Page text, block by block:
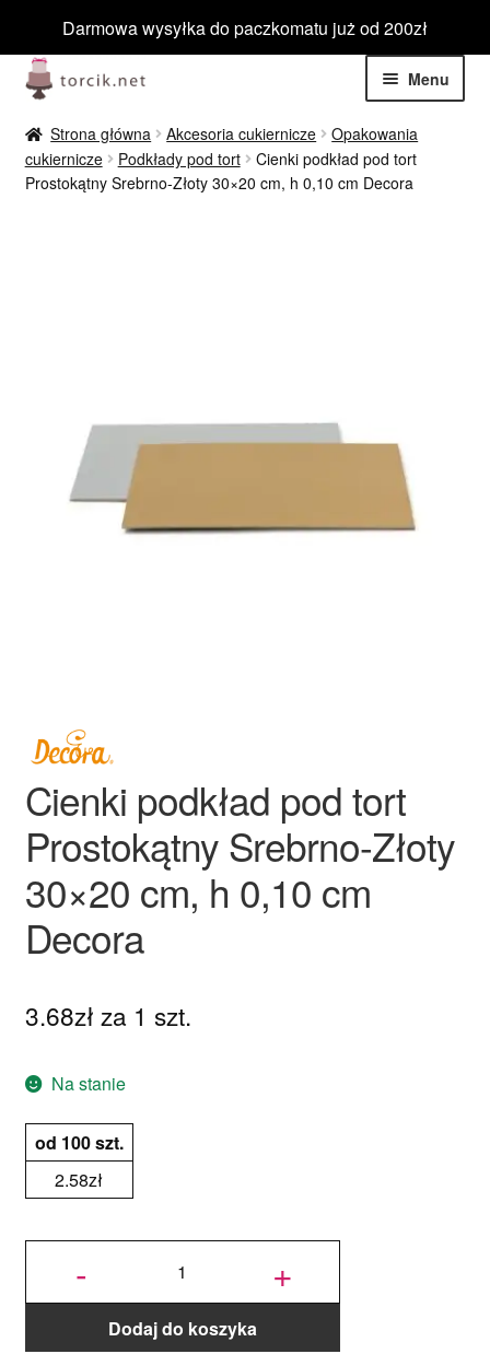
Darmowa wysyłka do paczkomatu już od 200zł
Przejdź
do
nawigacji
Przejdź
do
treści
Menu
Jadalne
Niejadalne
Wyprzedaż
Nowości
Ozdoby na tort weselny
Strona główna Akcesoria cukiernicze
Opakowania
cukiernicze
Podkłady pod tort
Cienki podkład pod tort
Prostokątny Srebrno-Złoty 30×20 cm, h 0,10 cm Decora
Cienki podkład pod tort
Prostokątny Srebrno-Złoty
30×20 cm, h 0,10 cm
Decora
3.68zł za 1 szt.
Na stanie
od 100 szt.
2.58zł
-
ilość Cienki
Prostokątny
Srebrno-
Złoty 30x20
cm, h 0,10
cm Decora
+
Dodaj do koszyka